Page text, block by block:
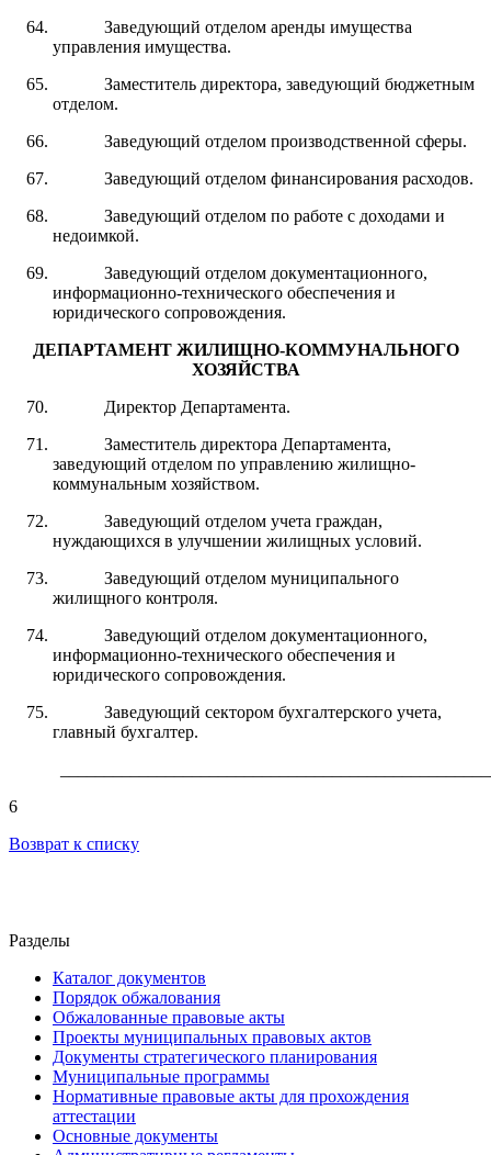
Заведующий отделом аренды имущества
управления имущества.
Заместитель директора, заведующий бюджетным
отделом.
Заведующий отделом производственной сферы.
Заведующий отделом финансирования расходов.
Заведующий отделом по работе с доходами и
недоимкой.
Заведующий отделом документационного,
информационно-технического обеспечения и
юридического сопровождения.
ДЕПАРТАМЕНТ ЖИЛИЩНО-КОММУНАЛЬНОГО
ХОЗЯЙСТВА
Директор Департамента.
Заместитель директора Департамента,
заведующий отделом по управлению жилищно-
коммунальным хозяйством.
Заведующий отделом учета граждан,
нуждающихся в улучшении жилищных условий.
Заведующий отделом муниципального
жилищного контроля.
Заведующий отделом документационного,
информационно-технического обеспечения и
юридического сопровождения.
Заведующий сектором бухгалтерского учета,
главный бухгалтер.
6
Возврат к списку
Разделы
Каталог документов
Порядок обжалования
Обжалованные правовые акты
Проекты муниципальных правовых актов
Документы стратегического планирования
Муниципальные программы
Нормативные правовые акты для прохождения
аттестации
Основные документы